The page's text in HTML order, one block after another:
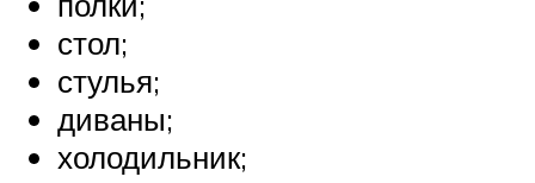
стол;
стулья;
диваны;
холодильник;